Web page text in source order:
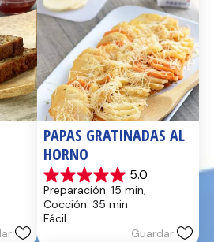
PAPAS GRATINADAS AL
HORNO
5.0
5.0
de
5
estrellas.
Preparación: 15 min,
Cocción: 35 min
Fácil
Guardar